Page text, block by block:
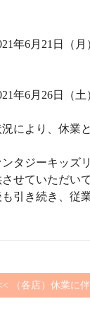
年6月21日（
年6月26日（
により、休業
ンタジーキッズ
せていただい
引き続き、従
（各店）休業に